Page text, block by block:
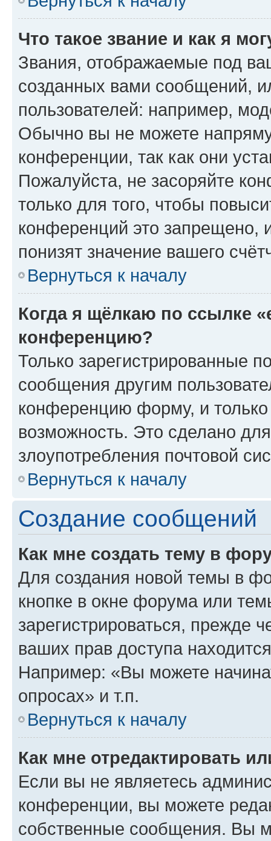
Что такое звание и как я
Звания, отображаемые под
созданных вами сообщений,
пользователей: например,
Обычно вы не можете
конференции, так как они
Пожалуйста, не засоряйте
только для того, чтобы
конференций это запрещено,
понизят значение вашего
Вернуться к началу
Когда я щёлкаю по ссылке
конференцию?
Только зарегистрированные
сообщения другим
конференцию форму, и
возможность. Это сделано
злоупотребления почтовой
Вернуться к началу
Создание сообщений
Как мне создать тему в
Для создания новой темы в
кнопке в окне форума или
зарегистрироваться, прежде
ваших прав доступа
Например: «Вы можете
опросах» и т.п.
Вернуться к началу
Как мне отредактировать
Если вы не являетесь
конференции, вы можете
собственные сообщения. Вы